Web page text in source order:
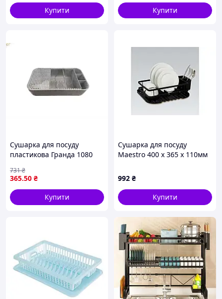
Купити
Купити
Сушарка для посуду
пластикова Гранда 1080
посуду та кухонного
приладдя
365.50 ₴
731₴
Купити
Сушарка для посуду
Maestro 400 x 365 x 110мм
992 ₴
Купити